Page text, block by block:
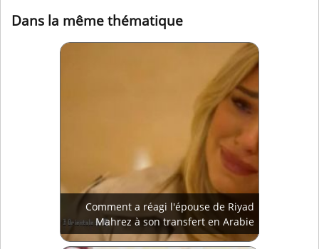
Dans la même thématique
Comment a réagi l'épouse de Riyad
Mahrez à son transfert en Arabie